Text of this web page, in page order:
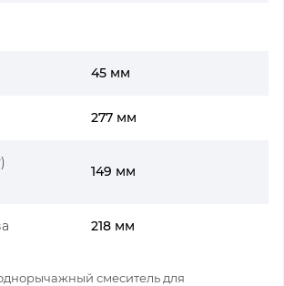
45 мм
277 мм
149 мм
218 мм
однорычажный смеситель для